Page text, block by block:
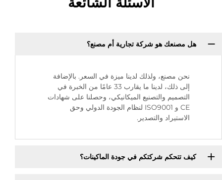
هل مصنعك هو شركة تجارية أم مصنع؟
نحن مصنع، ولذلك لدينا ميزة في السعر. بالإضافة
إلى ذلك، لدينا ما يقارب 33 عامًا من الخبرة في
التصميم والتصنيع الميكانيكي، وحصلنا على شهادات
CE و ISO9001 لنظام الجودة الدولي وحق
الاستيراد والتصدير.
كيف تتحكم شركتكم في جودة الماكينات؟